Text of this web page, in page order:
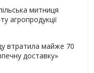
митниця
агропродукції
втратила майже 70
доставку»